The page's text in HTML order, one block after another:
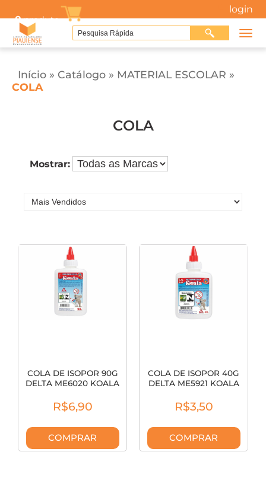
0produto
login
Início » Catálogo » MATERIAL ESCOLAR »
COLA
COLA
Mostrar:
COLA DE ISOPOR 90G
DELTA ME6020 KOALA
R$6,90
COMPRAR
COLA DE ISOPOR 40G
DELTA ME5921 KOALA
R$3,50
COMPRAR